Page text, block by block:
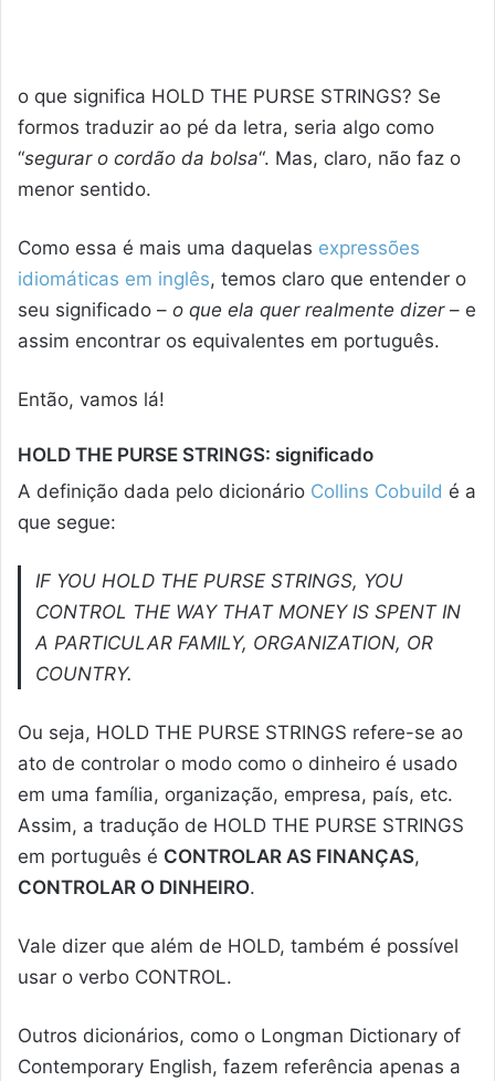
o que significa HOLD THE PURSE STRINGS? Se
formos traduzir ao pé da letra, seria algo como
“segurar o cordão da bolsa“. Mas, claro, não faz o
menor sentido.
Como essa é mais uma daquelas expressões
idiomáticas em inglês, temos claro que entender o
seu significado – o que ela quer realmente dizer– e
assim encontrar os equivalentes em português.
Então, vamos lá!
HOLD THE PURSE STRINGS: significado
A definição dada pelo dicionário Collins Cobuild é a
que segue:
IF YOU HOLD THE PURSE STRINGS, YOU
CONTROL THE WAY THAT MONEY IS SPENT IN
A PARTICULAR FAMILY, ORGANIZATION, OR
COUNTRY.
Ou seja, HOLD THE PURSE STRINGS refere-se ao
ato de controlar o modo como o dinheiro é usado
em uma família, organização, empresa, país, etc.
Assim, a tradução de HOLD THE PURSE STRINGS
em português é CONTROLAR AS FINANÇAS,
CONTROLAR O DINHEIRO.
Vale dizer que além de HOLD, também é possível
usar o verbo CONTROL.
Outros dicionários, como o Longman Dictionary of
Contemporary English, fazem referência apenas a